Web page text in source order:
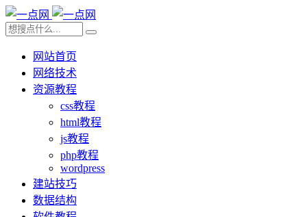
网站首页
网络技术
资源教程
css教程
html教程
js教程
php教程
wordpress
建站技巧
数据结构